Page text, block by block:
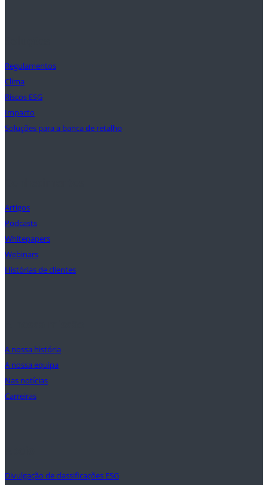
Regulamentos
Clima
Riscos ESG
Impacto
Soluções para a banca de retalho
Artigos
Podcasts
Whitepapers
Webinars
Histórias de clientes
A nossa história
A nossa equipa
Nas notícias
Carreiras
Divulgação de classificações ESG